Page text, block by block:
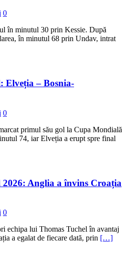
0
în minutul 30 prin Kessie. După
în minutul 68 prin Undav, intrat
Elveția – Bosnia-
0
primul său gol la Cupa Mondială
74, iar Elveția a erupt spre final
Anglia a învins Croația
0
echipa lui Thomas Tuchel în avantaj
a egalat de fiecare dată, prin […]